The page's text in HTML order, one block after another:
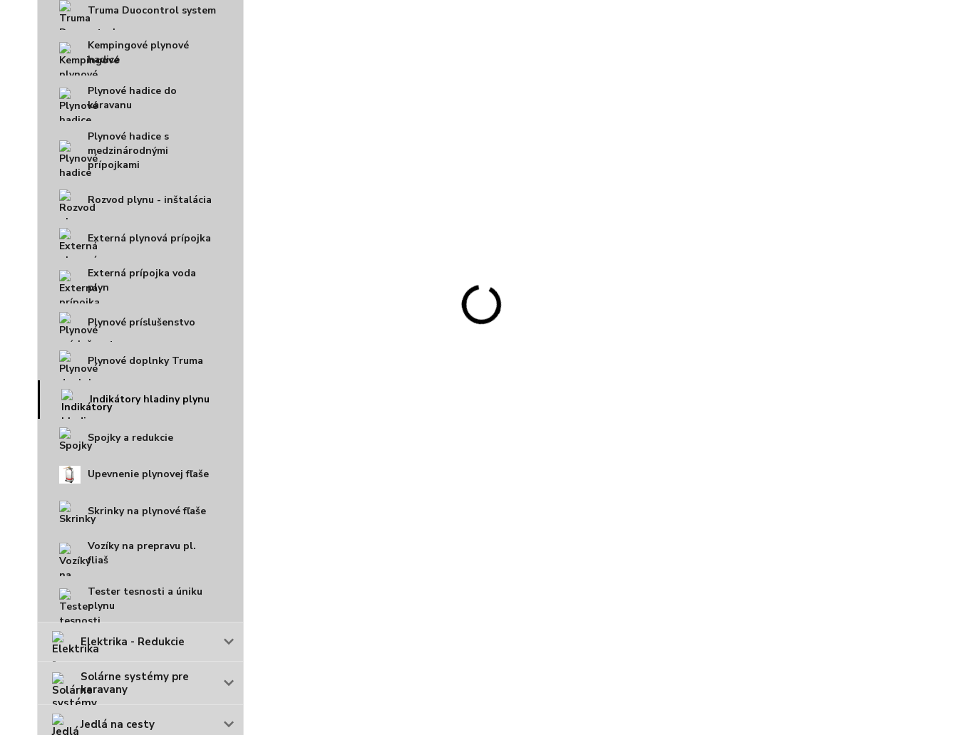
Truma Duocontrol system
Kempingové plynové
hadice
Plynové hadice do
karavanu
Plynové hadice s
medzinárodnými
prípojkami
Rozvod plynu - inštalácia
Externá plynová prípojka
Externá prípojka voda
plyn
Plynové príslušenstvo
Plynové doplnky Truma
Indikátory hladiny plynu
Spojky a redukcie
Upevnenie plynovej fľaše
Skrinky na plynové fľaše
Vozíky na prepravu pl.
fliaš
Tester tesnosti a úniku
plynu
Elektrika - Redukcie
Solárne systémy pre
karavany
Jedlá na cesty